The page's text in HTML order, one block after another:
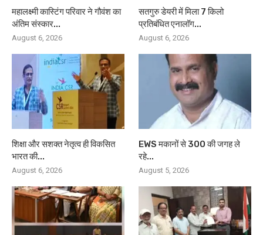
महालक्ष्मी कास्टिंग परिवार ने गौवंश का
अंतिम संस्कार...
August 6, 2026
सतगुरु डेयरी में मिला 7 किलो
प्रतिबंधित एनालॉग...
August 6, 2026
शिक्षा और सशक्त नेतृत्व ही विकसित
भारत की...
August 6, 2026
EWS मकानों से 300 की जगह ले
रहे...
August 5, 2026